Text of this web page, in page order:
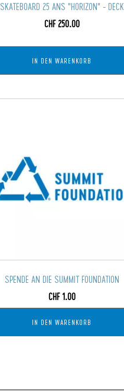
SKATEBOARD 25 ANS "HORIZON" - DECK
CHF250.00
IN DEN WARENKORB
SPENDE AN DIE SUMMIT FOUNDATION
CHF1.00
IN DEN WARENKORB